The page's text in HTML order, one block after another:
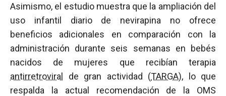
Asimismo, el estudio muestra que la ampliación del
uso infantil diario de nevirapina no ofrece
beneficios adicionales en comparación con la
administración durante seis semanas en bebés
nacidos de mujeres que recibían terapia
antirretroviral
de gran actividad (TARGA), lo que
respalda la actual recomendación de la OMS